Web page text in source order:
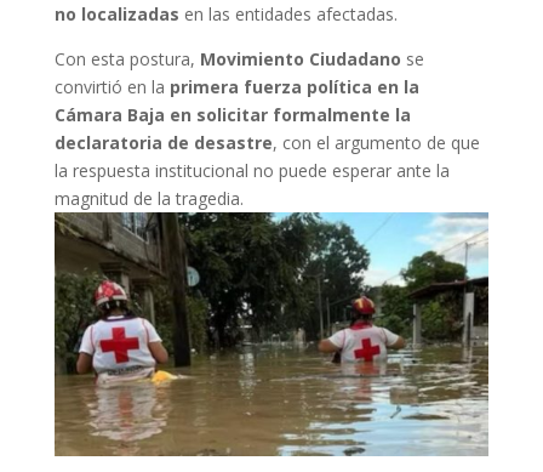
no localizadas en las entidades afectadas.
Con esta postura, Movimiento Ciudadano se
convirtió en la primera fuerza política en la
Cámara Baja en solicitar formalmente la
declaratoria de desastre, con el argumento de que
la respuesta institucional no puede esperar ante la
magnitud de la tragedia.